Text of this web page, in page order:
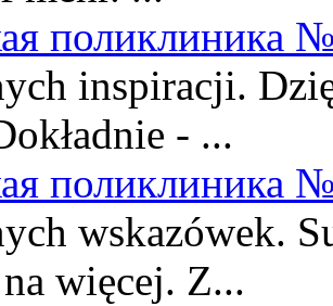
поликлиника
inspiracji.
- ...
поликлиника
wskazówek.
więcej. Z...